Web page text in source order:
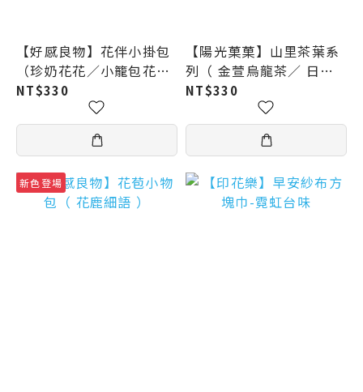
【好感良物】花伴小掛包
（珍奶花花／小籠包花花
／花漾101）
NT$330
【陽光菓菓】山里茶葉系
列（ 金萱烏龍茶／ 日月
潭紅茶／高山烏龍茶／小
葉紅茶／四季春青茶 ）
NT$330
新色登場